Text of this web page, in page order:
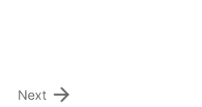

Next